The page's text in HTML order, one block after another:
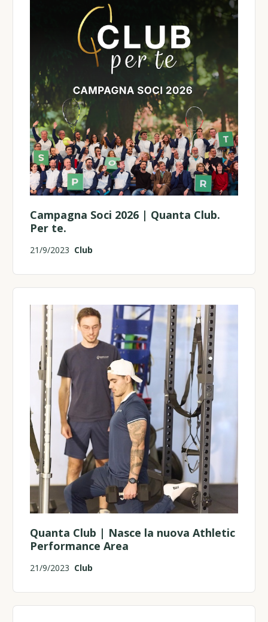
Campagna Soci 2026 | Quanta Club.
Per te.
21/9/2023 Club
Quanta Club | Nasce la nuova Athletic
Performance Area
21/9/2023 Club